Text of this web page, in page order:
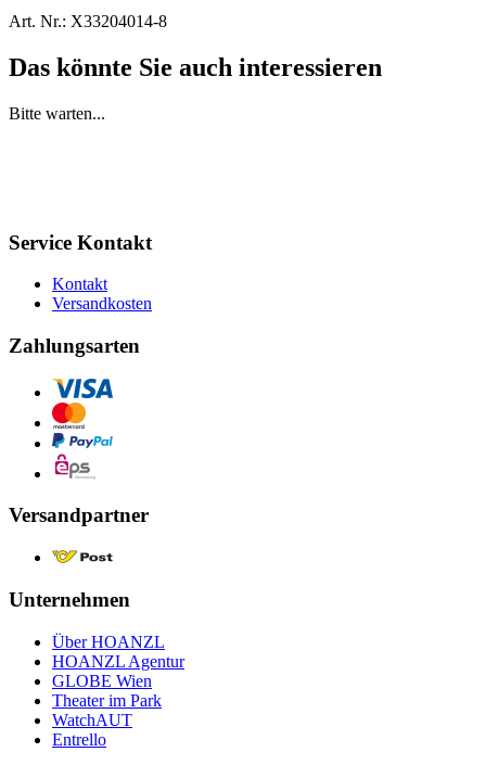
Art. Nr.: X33204014-8
Das könnte Sie auch interessieren
Bitte warten...
Service Kontakt
Kontakt
Versandkosten
Zahlungsarten
Versandpartner
Unternehmen
Über HOANZL
HOANZL Agentur
GLOBE Wien
Theater im Park
WatchAUT
Entrello